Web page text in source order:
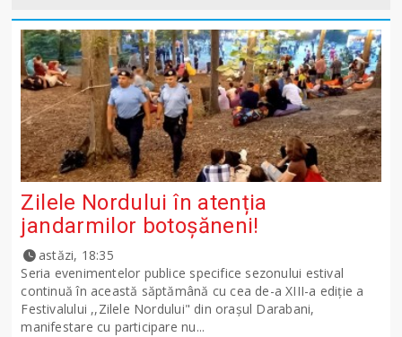
Zilele Nordului în atenția
jandarmilor botoșăneni!
astăzi, 18:35
Seria evenimentelor publice specifice sezonului estival
continuă în această săptămână cu cea de-a XIII-a ediție a
Festivalului ,,Zilele Nordului" din orașul Darabani,
manifestare cu participare nu...